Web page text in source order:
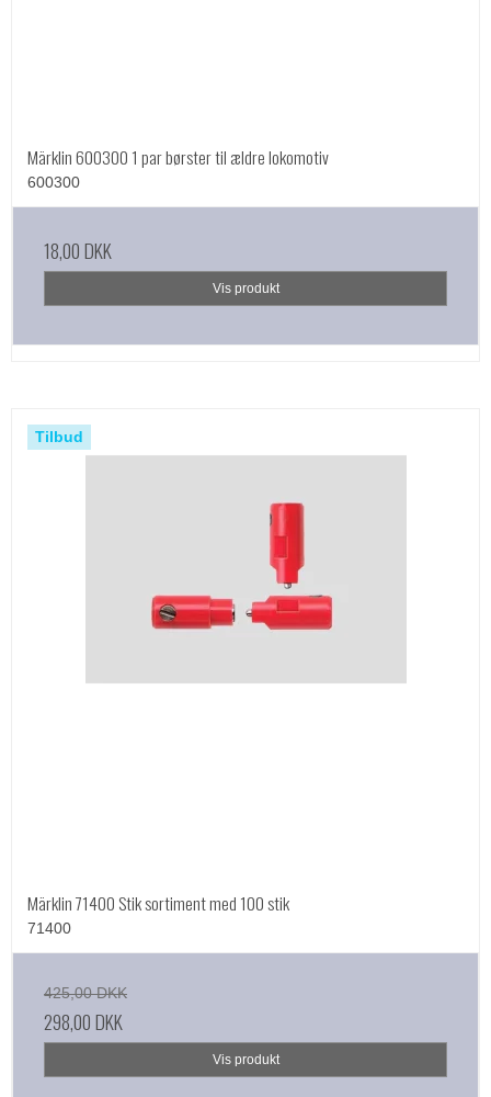
Märklin 600300 1 par børster til ældre lokomotiv
600300
18,00 DKK
Vis produkt
Tilbud
Märklin 71400 Stik sortiment med 100 stik
71400
425,00 DKK
298,00 DKK
Vis produkt